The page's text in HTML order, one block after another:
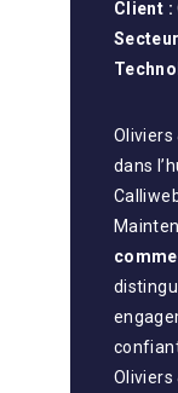
Client :
dans
Oliviers